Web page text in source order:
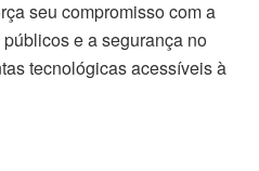
seu compromisso com a
e a segurança no
tecnológicas acessíveis à